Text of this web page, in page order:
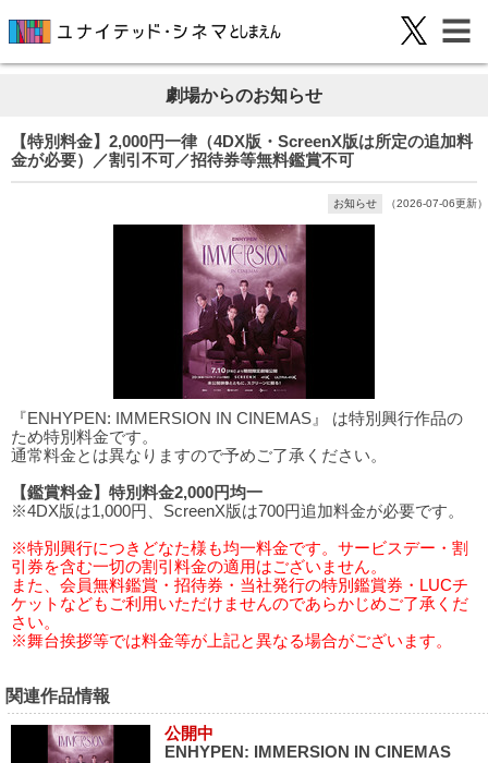
劇場からのお知らせ
【特別料金】2,000円一律（4DX版・ScreenX版は所定の追加料
金が必要）／割引不可／招待券等無料鑑賞不可
お知らせ （2026-07-06更新）
『ENHYPEN: IMMERSION IN CINEMAS』 は特別興行作品の
ため特別料金です。
通常料金とは異なりますので予めご了承ください。
【鑑賞料金】特別料金2,000円均一
※4DX版は1,000円、ScreenX版は700円追加料金が必要です。
※特別興行につきどなた様も均一料金です。サービスデー・割
引券を含む一切の割引料金の適用はございません。
また、会員無料鑑賞・招待券・当社発行の特別鑑賞券・LUCチ
ケットなどもご利用いただけませんのであらかじめご了承くだ
さい。
※舞台挨拶等では料金等が上記と異なる場合がございます。
関連作品情報
公開中
ENHYPEN: IMMERSION IN CINEMAS